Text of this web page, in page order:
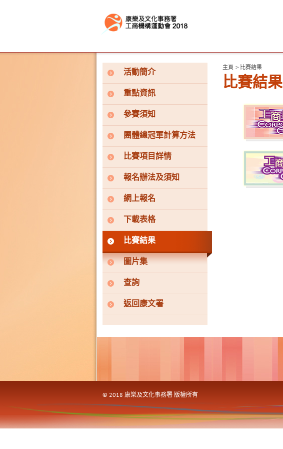
按“Tab”進入菜單
活動簡介
重點資訊
參賽須知
團體總冠軍計算方法
比賽項目詳情
報名辦法及須知
網上報名
下載表格
比賽結果
圖片集
查詢
返回康文署
主頁 > 比賽結果
比賽結果
© 2018 康樂及文化事務署 版權所有